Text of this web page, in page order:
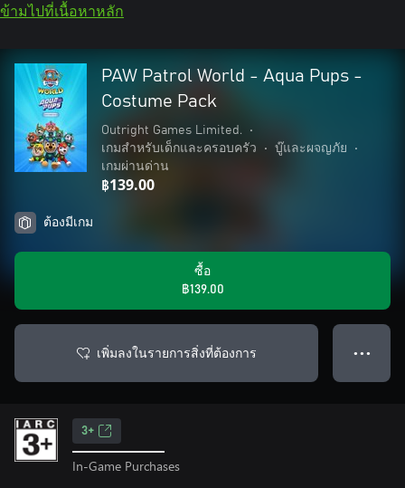
ข้ามไปที่เนื้อหาหลัก
PAW Patrol World - Aqua Pups -
Costume Pack
Outright Games Limited.
•
เกมสำหรับเด็กและครอบครัว
• บู๊และผจญภัย
•
เกมผ่านด่าน
฿139.00
ต้องมีเกม
ซื้อ
฿139.00
เพิ่มลงในรายการสิ่งที่ต้องการ ● ● ●
3+
In-Game Purchases